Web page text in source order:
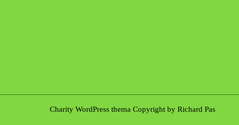
Charity WordPress thema Copyright by Richard Pas